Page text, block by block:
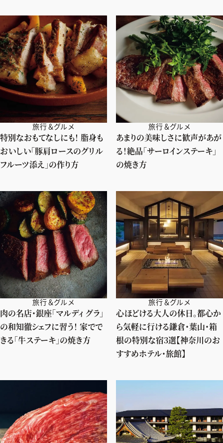
旅行＆グルメ
特別なおもてなしにも！ 脂身も
おいしい「豚肩ロースのグリル
フルーツ添え」の作り方
旅行＆グルメ
あまりの美味しさに歓声があが
る！絶品「サーロインステーキ」
の焼き方
旅行＆グルメ
肉の名店・銀座「マルディ グラ」
の和知徹シェフに習う！ 家でで
きる「牛ステーキ」の焼き方
旅行＆グルメ
心ほどける大人の休日。都心か
ら気軽に行ける鎌倉・葉山・箱
根の特別な宿3選【神奈川のお
すすめホテル・旅館】